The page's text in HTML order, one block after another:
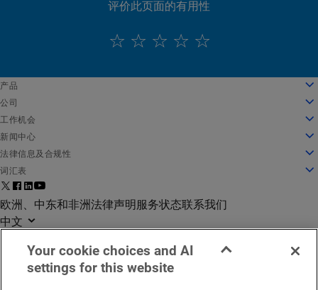
评价此页面的有用性
产品
云计算
安全性
内容交付
所有产品和试用机会
全球服务
公司
关于我们
公司发展历程
领导团队
奖项
董事会
面向创新的基础架构
投资者关系
企业责任
企业道德
办公地点
工作机会
工作机会
在 Akamai 工作
学生和应届毕业生
包容性工作场所
搜索职位
文化博客
新闻中心
新闻中心
新闻稿
媒体报道
媒体资源
法律信息及合规性
法律信息
信息安全合规
隐私信任中心
隐私声明
Cookie 设置
欧盟数字服务法案 (DSA)
词汇表
什么是 API 安全防护？
什么是 CDN？
什么是云计算？
什么是网络安全？
什么是 DDoS 攻击？
什么是微分段？
欧洲、中东和非洲法律声明服务状态联系我们
中文
English
Deutsch
Español
Français
Italiano
Português
中文
日本語
한국어
©2026 Akamai Technologies
Your cookie choices and AI
settings for this website